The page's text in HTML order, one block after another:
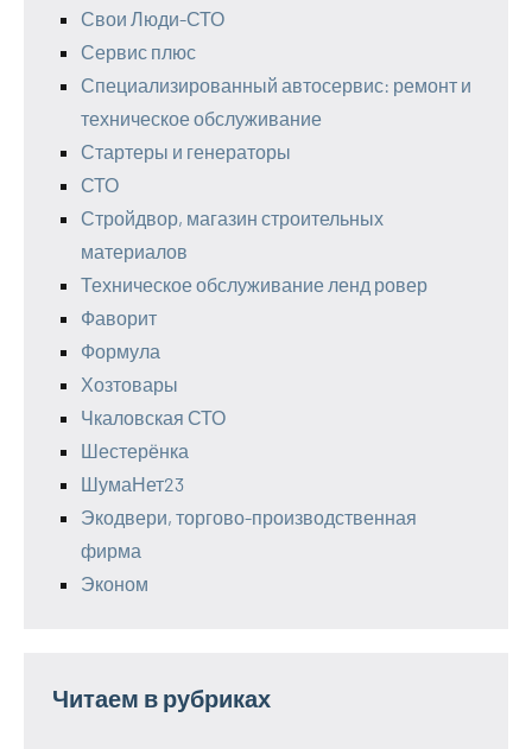
Свои Люди-СТО
Сервис плюс
Специализированный автосервис: ремонт и
техническое обслуживание
Стартеры и генераторы
СТО
Стройдвор, магазин строительных
материалов
Техническое обслуживание ленд ровер
Фаворит
Формула
Хозтовары
Чкаловская СТО
Шестерёнка
ШумаНет23
Экодвери, торгово-производственная
фирма
Эконом
Читаем в рубриках